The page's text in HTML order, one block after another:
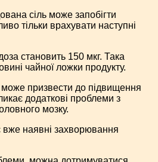
сіль може запобігти
тільки врахувати наступні
становить 150 мкг. Така
чайної ложки продукту.
може призвести до підвищення
додаткові проблеми з
мозку.
наявні захворювання